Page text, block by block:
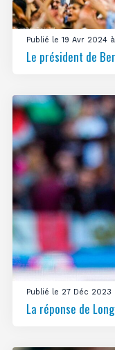
Publié le 19 Avr 2024
Le président de
Publié le 27 Déc 2023
La réponse de